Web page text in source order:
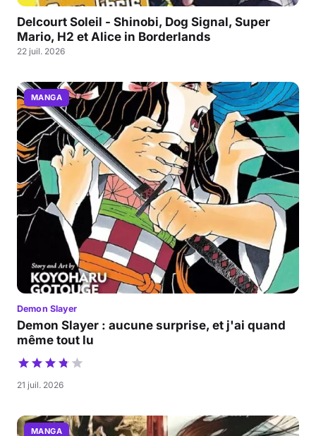
Delcourt Soleil - Shinobi, Dog Signal, Super
Mario, H2 et Alice in Borderlands
22 juil. 2026
MANGA
Demon Slayer
Demon Slayer : aucune surprise, et j'ai quand
même tout lu
21 juil. 2026
MANGA